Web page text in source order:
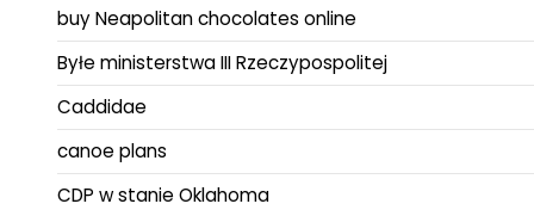
buy Neapolitan chocolates online
Byłe ministerstwa III Rzeczypospolitej
Caddidae
canoe plans
CDP w stanie Oklahoma